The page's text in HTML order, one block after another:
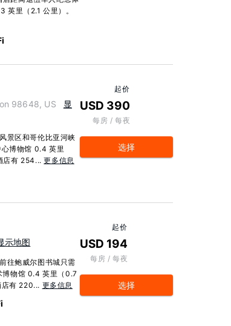
英里（2.1 公里）。
98648, US
显
景区和哥伦比亚河峡
博物馆 0.4 英里
店有 254...更多信息
起价
USD 390
每房 / 每夜
选择
示地图
往鲍威尔图书城只需
博物馆 0.4 英里（0.7
店有 220... 更多信息
起价
USD 194
每房 / 每夜
选择